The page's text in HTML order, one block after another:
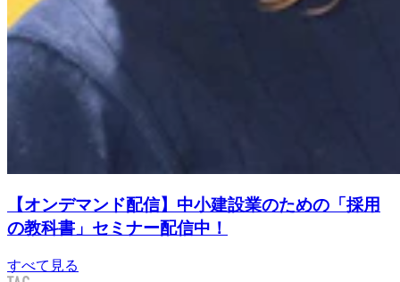
【オンデマンド配信】中小建設業のための「採用
の教科書」セミナー配信中！
すべて見る